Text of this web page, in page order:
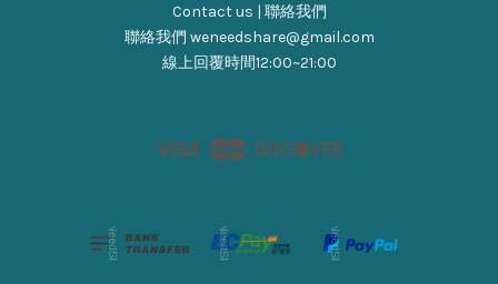
Contact us | 聯絡我們
聯絡我們 weneedshare@gmail.com
線上回覆時間12:00~21:00
Visa Master